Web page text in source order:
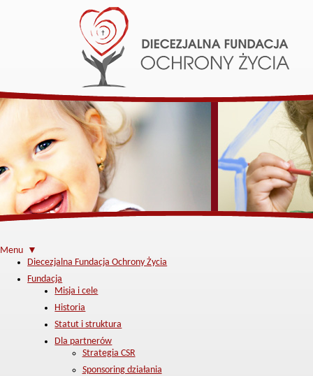
Menu ▼
Diecezjalna Fundacja Ochrony Życia
Fundacja
Misja i cele
Historia
Statut i struktura
Dla partnerów
Strategia CSR
Sponsoring działania